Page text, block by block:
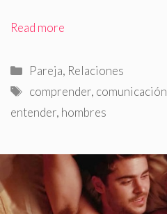
Read more
Categorías
Pareja, Relaciones
Etiquetas
comprender, comunicación
entender, hombres